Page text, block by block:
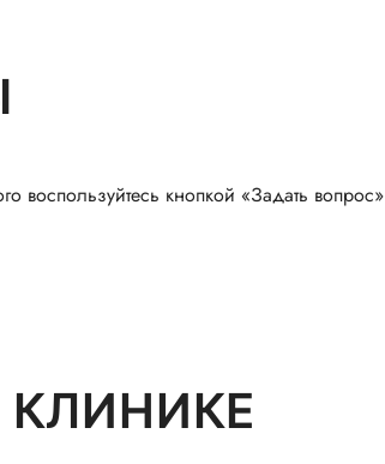
воспользуйтесь кнопкой «Задать вопрос»